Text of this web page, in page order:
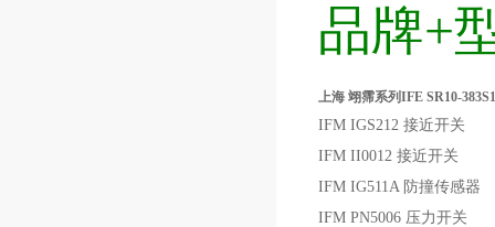
品牌+
上海 翊霈系列IFE SR10-
IFM IGS212 接近开关
IFM II0012 接近开关
IFM IG511A 防撞传感器
IFM PN5006 压力开关